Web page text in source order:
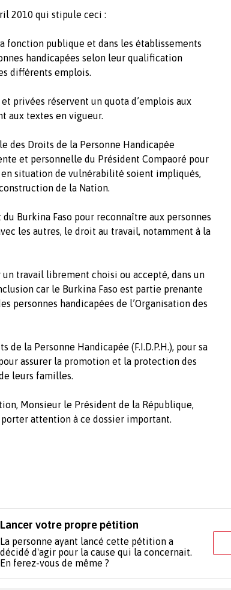
2010 qui stipule ceci :
fonction publique et dans les établissements
handicapées selon leur qualification
différents emplois.
privées réservent un quota d’emplois aux
aux textes en vigueur.
des Droits de la Personne Handicapée
et personnelle du Président Compaoré pour
situation de vulnérabilité soient impliqués,
de la Nation.
Burkina Faso pour reconnaître aux personnes
les autres, le droit au travail, notamment à la
travail librement choisi ou accepté, dans un
car le Burkina Faso est partie prenante
personnes handicapées de l’Organisation des
la Personne Handicapée (F.I.D.P.H.), pour sa
assurer la promotion et la protection des
leurs familles.
Monsieur le Président de la République,
porter attention à ce dossier important.
Lancer votre propre pétition
La personne ayant lancé cette pétition a
décidé d'agir pour la cause qui la concernait.
En ferez-vous de même ?